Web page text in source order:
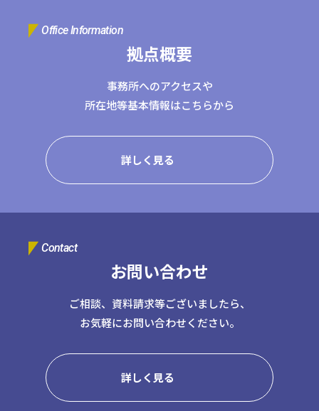
グループ概要
グループの強み
Office Information
拠点概要
事務所へのアクセスや
所在地等基本情報はこちらから
詳しく見る
Contact
お問い合わせ
ご相談、資料請求等ございましたら、
お気軽にお問い合わせください。
詳しく見る